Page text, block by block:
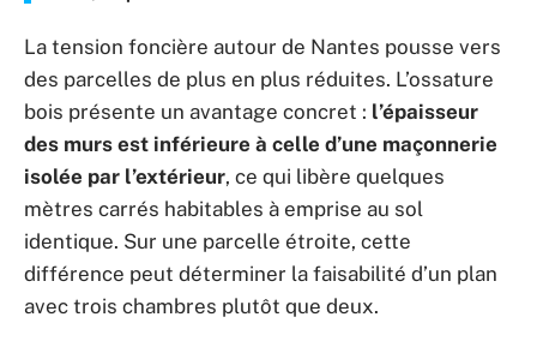
La tension foncière autour de Nantes pousse vers
des parcelles de plus en plus réduites. L’ossature
bois présente un avantage concret : l’épaisseur
des murs est inférieure à celle d’une maçonnerie
isolée par l’extérieur, ce qui libère quelques
mètres carrés habitables à emprise au sol
identique. Sur une parcelle étroite, cette
différence peut déterminer la faisabilité d’un plan
avec trois chambres plutôt que deux.